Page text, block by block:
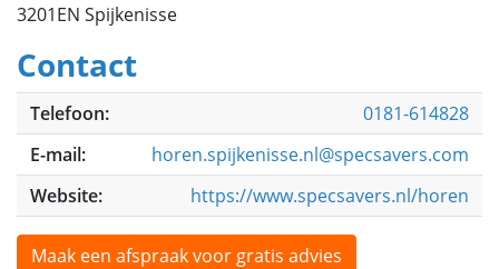
3201EN Spijkenisse
Contact
Telefoon:
0181-614828
E-mail:
horen.spijkenisse.nl@specsavers.com
Website:
https://www.specsavers.nl/horen
Maak een afspraak voor gratis advies